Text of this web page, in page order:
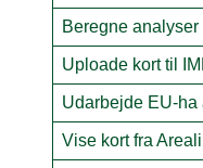
Beregne analyser
Uploade kort til
Udarbejde EU-ha
Vise kort fra